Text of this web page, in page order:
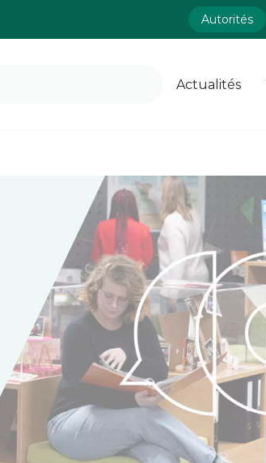
Autorités
Actualités